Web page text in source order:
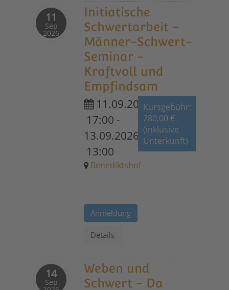
11
Sep
2026
Initiatische
Schwertarbeit -
Männer-Schwert-
Seminar -
Kraftvoll und
Empfindsam
11.09.2026
17:00 -
13.09.2026
13:00
Benediktshof
Kursgebühr:
280,00 €
(inklusive
Unterkunft)
Anmeldung
Details
14
Sep
Weben und
Schwert - Da